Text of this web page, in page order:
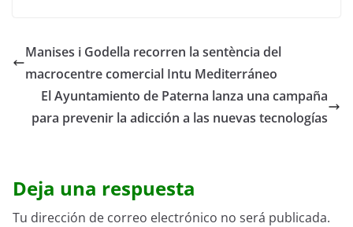
Manises i Godella recorren la sentència del
macrocentre comercial Intu Mediterráneo
El Ayuntamiento de Paterna lanza una campaña
para prevenir la adicción a las nuevas tecnologías
Deja una respuesta
Tu dirección de correo electrónico no será publicada.